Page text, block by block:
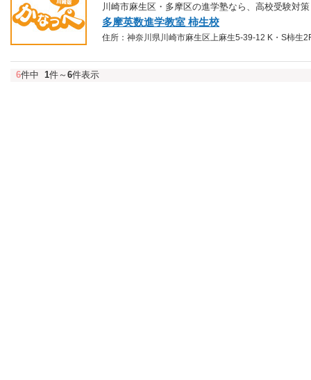
川崎市麻生区・多摩区の進学塾なら、高校受験対
多摩英数進学教室 柿生校
住所：神奈川県川崎市麻生区上麻生5-39-12 K・S柿生
6件中 1件～ 6件表示